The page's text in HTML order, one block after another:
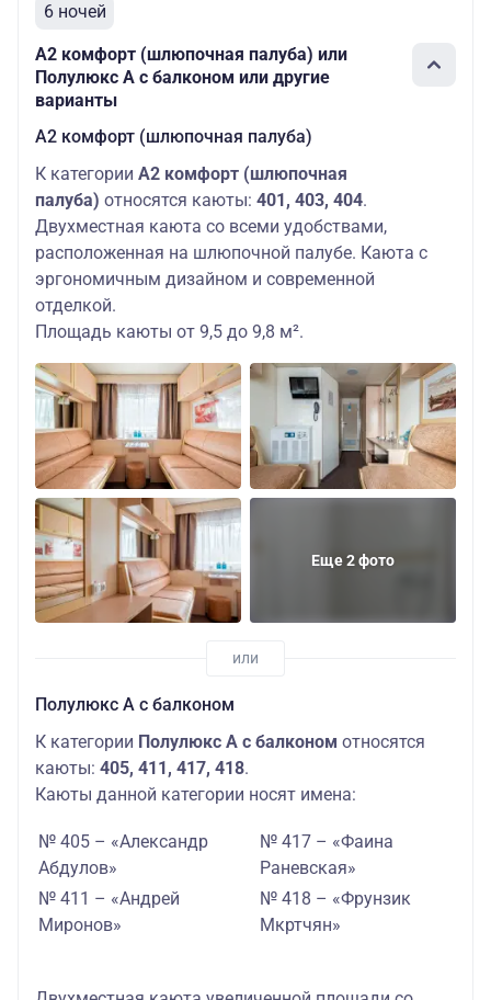
палуба
6 ночей
А2 комфорт (шлюпочная палуба) или
Полулюкс А с балконом или другие
варианты
А2 комфорт (шлюпочная палуба)
К категории А2 комфорт (шлюпочная
палуба) относятся каюты: 401, 403, 404.
Двухместная каюта со всеми удобствами,
расположенная на шлюпочной палубе. Каюта с
эргономичным дизайном и современной
отделкой.
Площадь каюты от 9,5 до 9,8 м².
Еще 2 фото
Полулюкс А с балконом
К категории Полулюкс А с балконом относятся
каюты: 405, 411, 417, 418.
Каюты данной категории носят имена:
№ 405 – «Александр
Абдулов»
№ 417 – «Фаина
Раневская»
№ 411 – «Андрей
Миронов»
№ 418 – «Фрунзик
Мкртчян»